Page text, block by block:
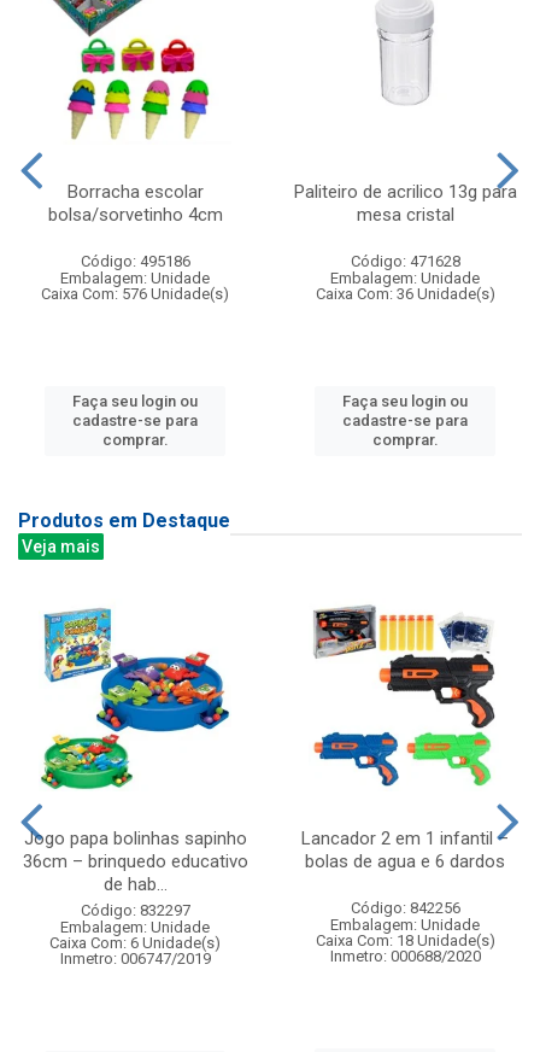
Borracha escolar
bolsa/sorvetinho 4cm
Código: 495186
Embalagem: Unidade
Caixa Com: 576 Unidade(s)
Faça seu login ou
cadastre-se para
comprar.
Paliteiro de acrilico 13g para
mesa cristal
Código: 471628
Embalagem: Unidade
Caixa Com: 36 Unidade(s)
Faça seu login ou
cadastre-se para
comprar.
Produtos em Destaque
Veja mais
Jogo papa bolinhas sapinho
36cm – brinquedo educativo
de hab...
Código: 832297
Embalagem: Unidade
Caixa Com: 6 Unidade(s)
Inmetro: 006747/2019
Lancador 2 em 1 infantil –
bolas de agua e 6 dardos
Código: 842256
Embalagem: Unidade
Caixa Com: 18 Unidade(s)
Inmetro: 000688/2020